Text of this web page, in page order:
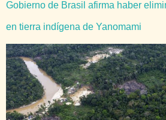
Gobierno de Brasil afirma haber
en tierra indígena de Yanomami